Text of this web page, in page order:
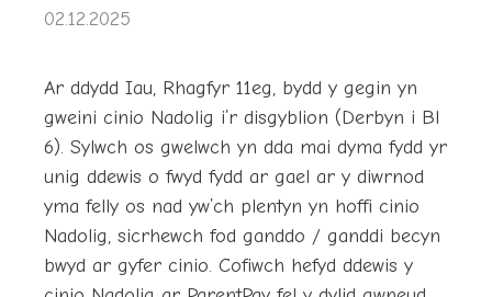
02.12.2025
Ar ddydd Iau, Rhagfyr 11eg, bydd y gegin yn
gweini cinio Nadolig i’r disgyblion (Derbyn i Bl
6). Sylwch os gwelwch yn dda mai dyma fydd yr
unig ddewis o fwyd fydd ar gael ar y diwrnod
yma felly os nad yw’ch plentyn yn hoffi cinio
Nadolig, sicrhewch fod ganddo / ganddi becyn
bwyd ar gyfer cinio. Cofiwch hefyd ddewis y